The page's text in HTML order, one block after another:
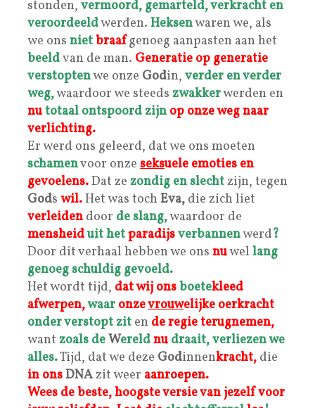
stonden, vermoord, gemarteld, verkracht en
veroordeeldwerden. Heksenwaren we, als
we ons nietbraafgenoeg aanpasten aan het
beeldvan de man. Generatie op generatie
verstoptenwe onze Godin, verder en verder
weg,waardoor we steeds zwakkerwerden en
nutotaal ontspoord zijn op onze weg naar
verlichting.
Er werd ons geleerd, dat we ons moeten
schamenvoor onze seksuele emoties en
gevoelens.Dat ze zondig en slechtzijn, tegen
Gods wil.Het was toch Eva, die zich liet
verleiden door de slang,waardoor de
mensheiduit hetparadijsverbannenwerd?
Door dit verhaal hebben we ons nuwel lang
genoeg schuldig gevoeld.
Het wordt tijd, dat wij onsboetekleed
afwerpen,waar onzevrouwelijke oerkracht
onder verstopt zit en de regie terugnemen,
want zoals deWereldnu draait,verliezen we
alles.Tijd, dat we deze Godinnenkracht, die
in onsDNAzit weer aanroepen.
Wees de beste, hoogste versie van jezelf voor